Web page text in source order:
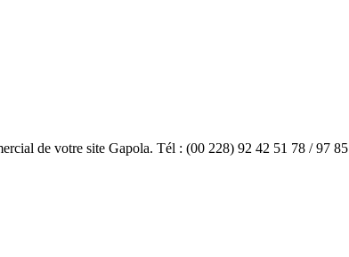
de votre site Gapola. Tél : (00 228) 92 42 51 78 / 97